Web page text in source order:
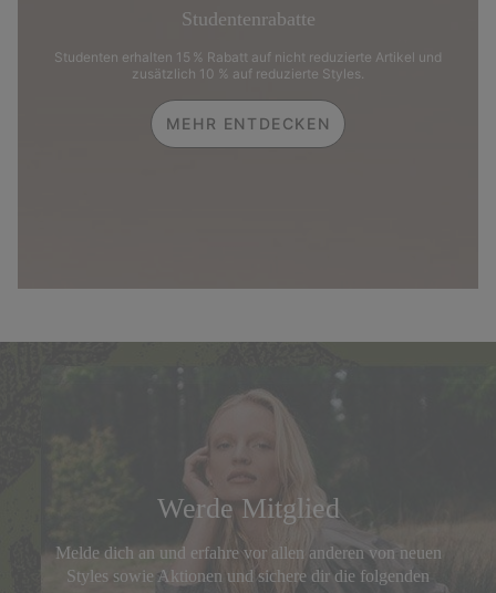
Studentenrabatte
Studenten erhalten 15 % Rabatt auf nicht reduzierte Artikel und
zusätzlich 10 % auf reduzierte Styles.
MEHR ENTDECKEN
Werde Mitglied
Melde dich an und erfahre vor allen anderen von neuen
Styles sowie Aktionen und sichere dir die folgenden